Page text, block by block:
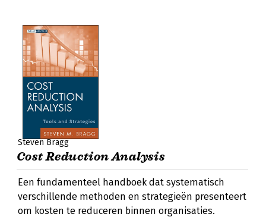
Steven Bragg
Cost Reduction Analysis
Een fundamenteel handboek dat systematisch
verschillende methoden en strategieën presenteert
om kosten te reduceren binnen organisaties.